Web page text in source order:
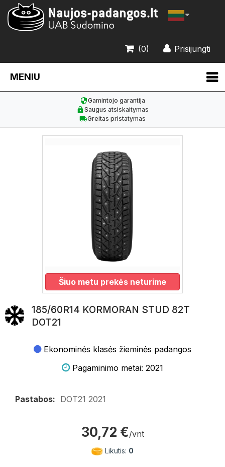
Prisijungti
(0)
MENIU
Gamintojo garantija
Saugus atsiskaitymas
Greitas pristatymas
Šiuo metu prekės neturime
185/60R14 KORMORAN STUD 82T
DOT21
Ekonominės klasės žieminės padangos
Pagaminimo metai: 2021
Pastabos: DOT21 2021
30,72 €/vnt
Likutis: 0